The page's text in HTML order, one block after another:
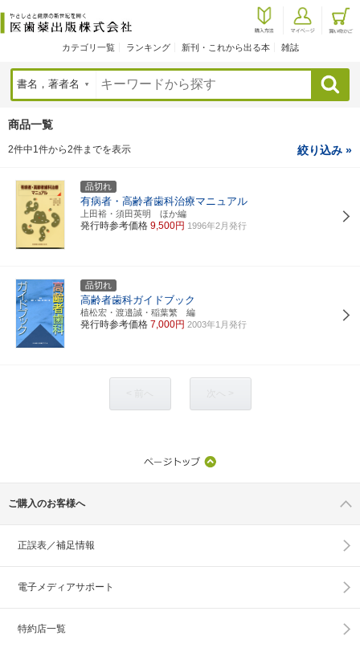
カテゴリ一覧 ランキング 新刊・これから出る本 雑誌
検索
商品一覧
2件中1件から2件までを表示 絞り込み »
品切れ
有病者・高齢者歯科治療マニュアル
上田裕・須田英明 ほか編
発行時参考価格 9,500円 1996年2月発行
品切れ
高齢者歯科ガイドブック
植松宏・渡邉誠・稲葉繁 編
発行時参考価格 7,000円 2003年1月発行
ご購入のお客様へ
正誤表／補足情報
電子メディアサポート
特約店一覧